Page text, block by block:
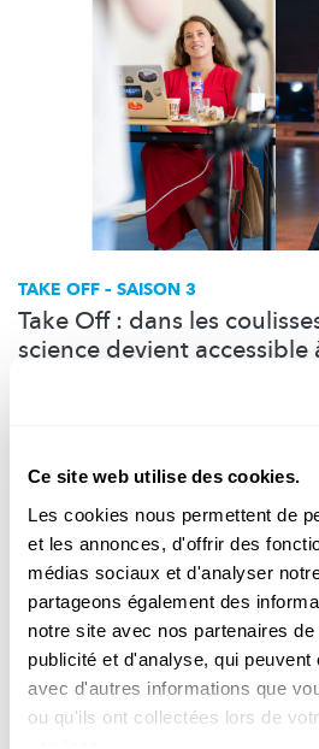
Ce site web utilise des cookies.
Les cookies nous permettent de
et les annonces, d'offrir des
médias sociaux et d'analyser
partageons également des
notre site avec nos partenaires
publicité et d'analyse, qui
avec d'autres informations que
ou qu'ils ont collectées lors de
TAKE OFF – SAISON 3
Take Off : dans les
science devient accessible
Plongez dans les coulisses de Take
l’émission.
FNR, ALF